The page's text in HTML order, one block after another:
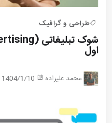
طراحی و گرافیک
اول
محمد علیزاده 1404/1/10